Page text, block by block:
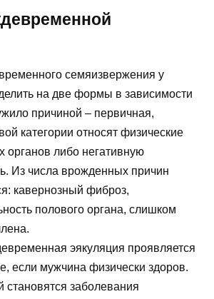
семяизвержения у
на две формы в зависимости
причиной – первичная,
категории относят физические
органов либо негативную
Из числа врожденных причин
кавернозный фиброз,
полового органа, слишком
эякуляция проявляется
если мужчина физически здоров.
заболевания